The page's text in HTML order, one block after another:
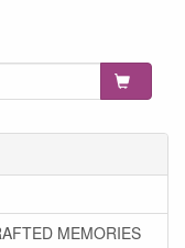
MEMORIES